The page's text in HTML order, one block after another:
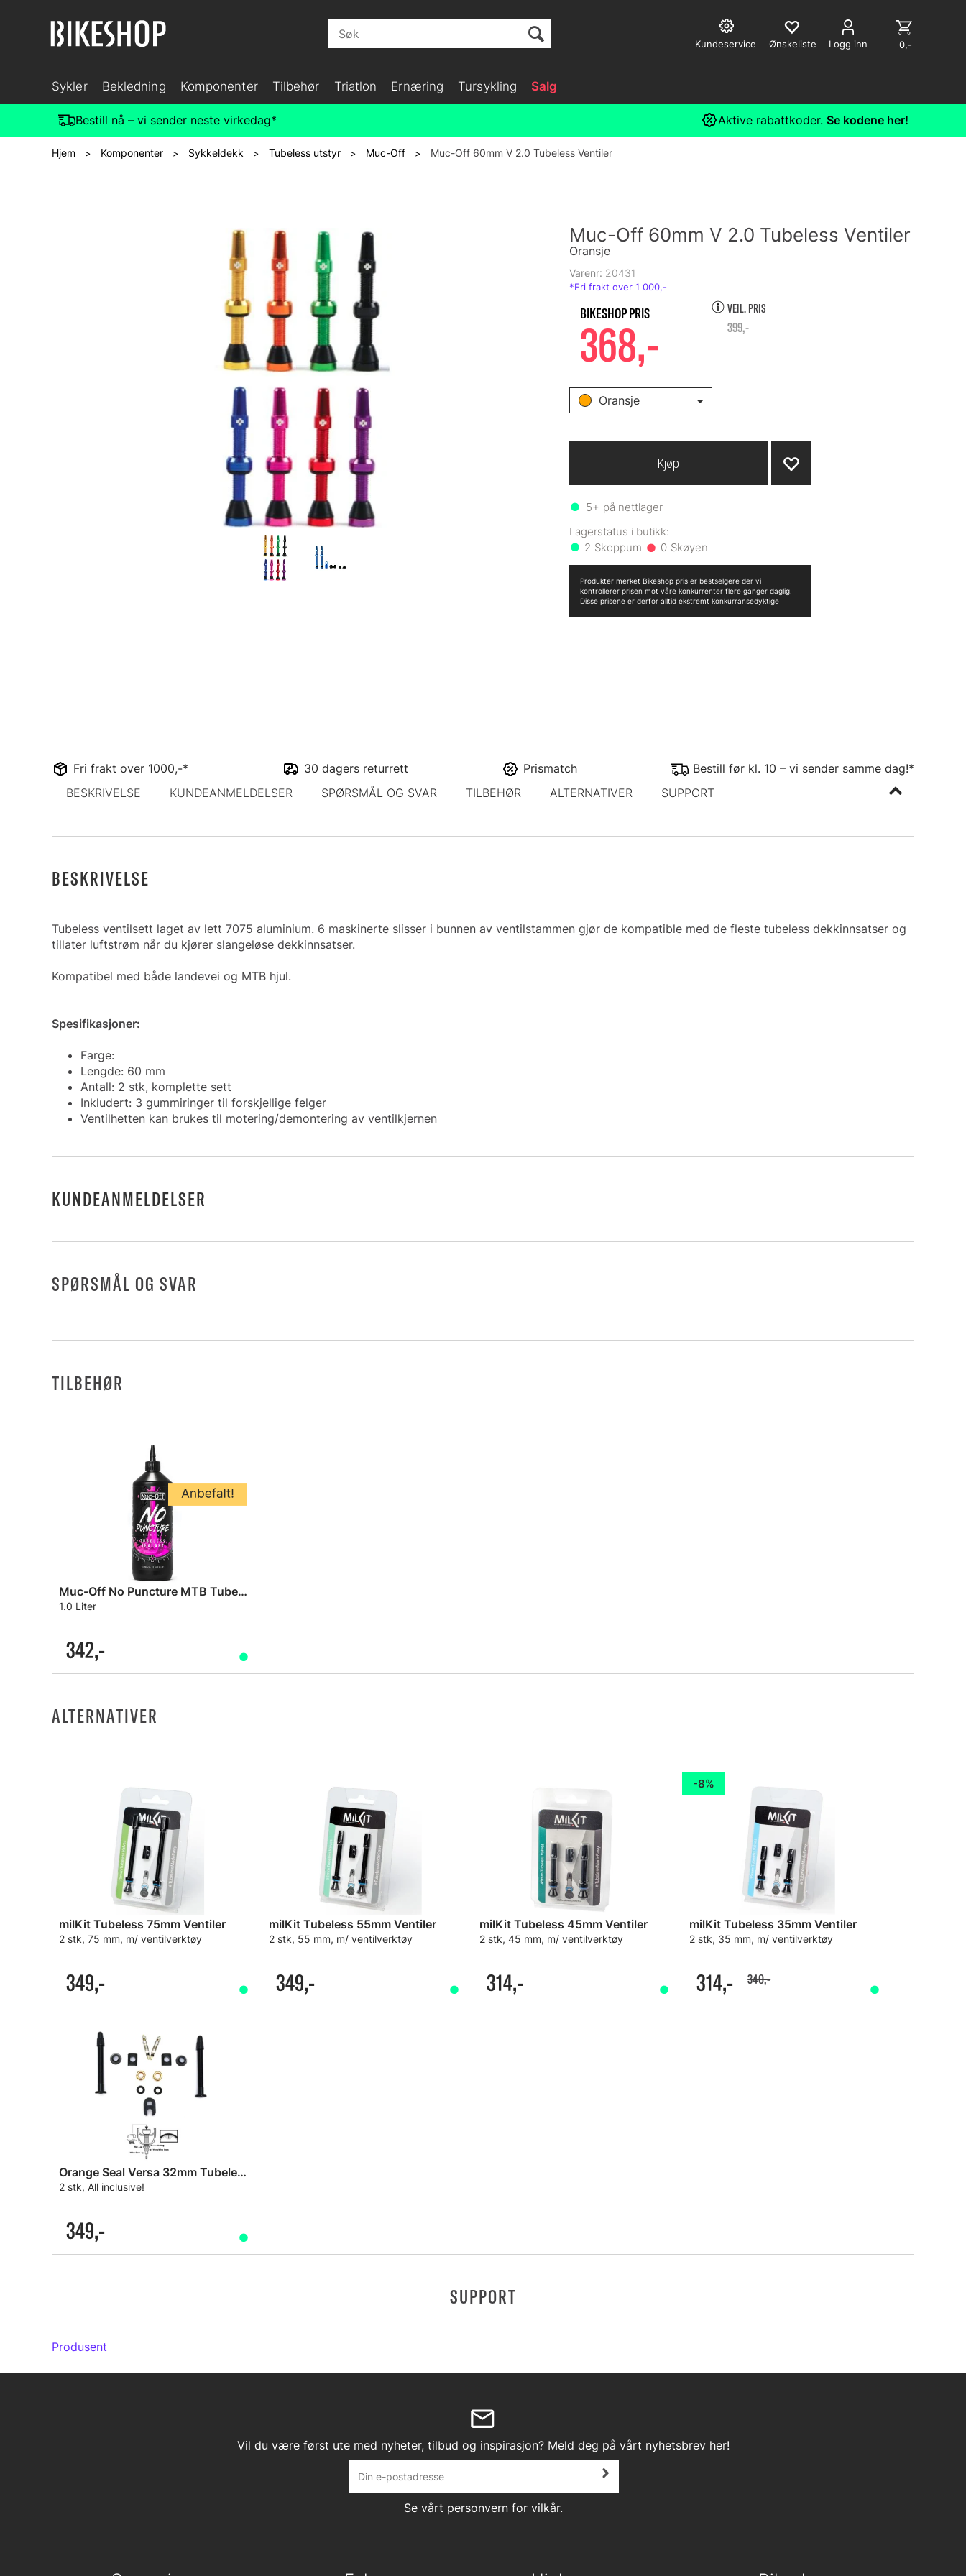
Logg inn
Kundeservice 0,-
Sykler Bekledning Komponenter Tilbehør Triatlon Ernæring Tursykling Salg
Bestill nå – vi sender neste virkedag* Aktive rabattkoder. Se kodene her!
Hjem > Komponenter > Sykkeldekk > Tubeless utstyr > Muc-Off > Muc-Off 60mm V 2.0 Tubeless Ventiler
Muc-Off 60mm V 2.0 Tubeless Ventiler
Oransje
Varenr: 20431
368,-
VEIL. PRIS
399,-
Oransje
5+ på nettlager
2 0
Kjøp
Fri frakt over 1000,-* 30 dagers returrett Prismatch Bestill før kl. 10 – vi sender samme dag!*
Produkter merket Bikeshop pris er bestselgere der vi
kontrollerer prisen mot våre konkurrenter flere ganger daglig.
Disse prisene er derfor alltid ekstremt konkurransedyktige
BESKRIVELSE KUNDEANMELDELSER SPØRSMÅL OG SVAR TILBEHØR ALTERNATIVER SUPPORT
BESKRIVELSE
Tubeless ventilsett laget av lett 7075 aluminium. 6 maskinerte slisser i bunnen av ventilstammen gjør de kompatible med de fleste tubeless dekkinnsatser og
tillater luftstrøm når du kjører slangeløse dekkinnsatser.
Kompatibel med både landevei og MTB hjul.
Spesifikasjoner:
Farge:
Lengde: 60 mm
Antall: 2 stk, komplette sett
Inkludert: 3 gummiringer til forskjellige felger
Ventilhetten kan brukes til motering/demontering av ventilkjernen
KUNDEANMELDELSER
SPØRSMÅL OG SVAR
TILBEHØR
Muc-Off No Puncture MTB Tubeless Guffe
1.0 Liter
342,-
ALTERNATIVER
milKit Tubeless 75mm Ventiler
2 stk, 75 mm, m/ ventilverktøy
349,-
milKit Tubeless 55mm Ventiler
2 stk, 55 mm, m/ ventilverktøy
349,-
milKit Tubeless 45mm Ventiler
2 stk, 45 mm, m/ ventilverktøy
314,-
8%
milKit Tubeless 35mm Ventiler
2 stk, 35 mm, m/ ventilverktøy
314,- 340,-
Orange Seal Versa 32mm Tubeless Ventiler
2 stk, All inclusive!
349,-
SUPPORT
Produsent
Vil du være først ute med nyheter, tilbud og inspirasjon? Meld deg på vårt nyhetsbrev her!
Se vårt personvernfor vilkår.